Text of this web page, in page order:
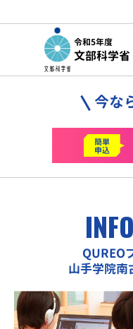
令和5年度
文部科学
今な
簡単
申込
QUREO
山手学院南